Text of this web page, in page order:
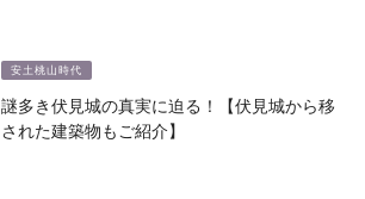
安土桃山時代
謎多き伏見城の真実に迫る！【伏見城から移
された建築物もご紹介】